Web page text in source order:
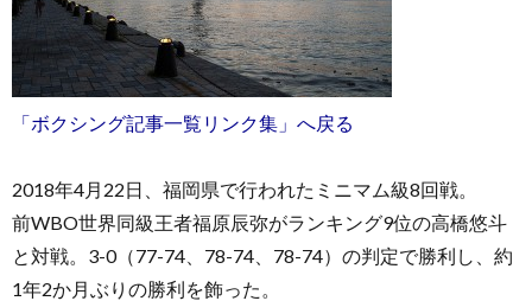
合
「ボクシング記事一覧リンク集」へ戻る
2018年4月22日、福岡県で行われたミニマム級8回戦。
前WBO世界同級王者福原辰弥がランキング9位の高橋悠斗
と対戦。3-0（77-74、78-74、78-74）の判定で勝利し、約
1年2か月ぶりの勝利を飾った。